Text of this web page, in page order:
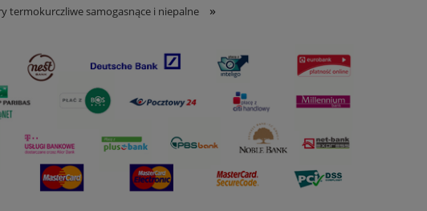
termokurczliwe samogasnące i niepalne »